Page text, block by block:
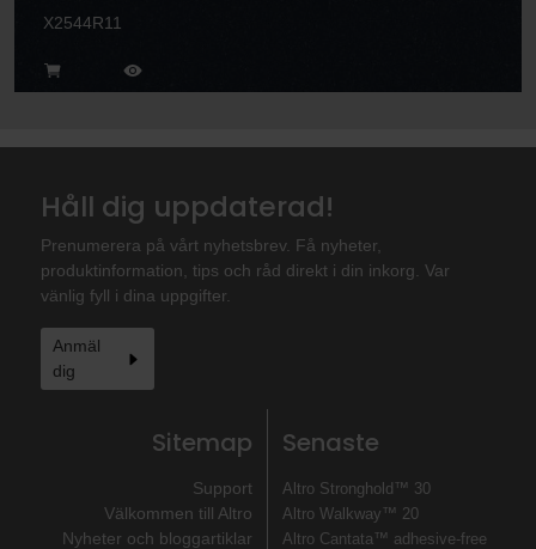
X2544R11
Håll dig uppdaterad!
Prenumerera på vårt nyhetsbrev. Få nyheter,
produktinformation, tips och råd direkt i din inkorg. Var
vänlig fyll i dina uppgifter.
Anmäl
dig
Sitemap
Support
Välkommen till Altro
Nyheter och bloggartiklar
Senaste
Altro Stronghold™ 30
Altro Walkway™ 20
Altro Cantata™ adhesive‐free